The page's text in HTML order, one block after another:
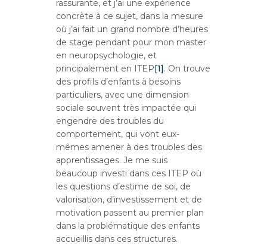
rassurante, et j’ai une expérience
concrète à ce sujet, dans la mesure
où j’ai fait un grand nombre d’heures
de stage pendant pour mon master
en neuropsychologie, et
principalement en ITEP[1]. On trouve
des profils d’enfants à besoins
particuliers, avec une dimension
sociale souvent très impactée qui
engendre des troubles du
comportement, qui vont eux-
mêmes amener à des troubles des
apprentissages. Je me suis
beaucoup investi dans ces ITEP où
les questions d’estime de soi, de
valorisation, d’investissement et de
motivation passent au premier plan
dans la problématique des enfants
accueillis dans ces structures.